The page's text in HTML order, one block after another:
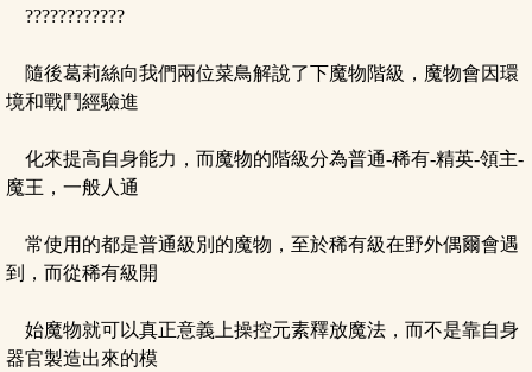
????????????
隨後葛莉絲向我們兩位菜鳥解說了下魔物階級，魔物會因環
境和戰鬥經驗進
化來提高自身能力，而魔物的階級分為普通-稀有-精英-領主-
魔王，一般人通
常使用的都是普通級別的魔物，至於稀有級在野外偶爾會遇
到，而從稀有級開
始魔物就可以真正意義上操控元素釋放魔法，而不是靠自身
器官製造出來的模